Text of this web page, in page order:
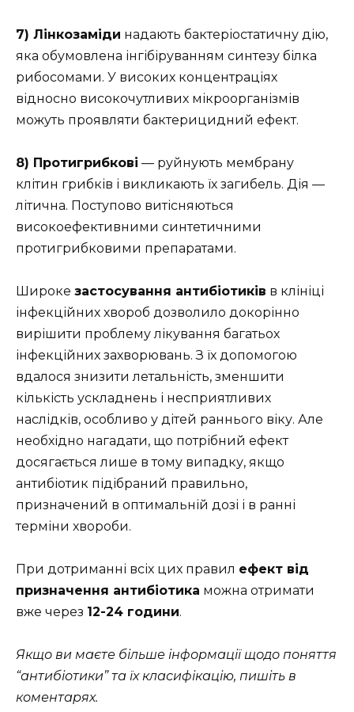
7) Лінкозаміди надають бактеріостатичну дію,
яка обумовлена інгібіруванням синтезу білка
рибосомами. У високих концентраціях
відносно високочутливих мікроорганізмів
можуть проявляти бактерицидний ефект.
8) Протигрибкові — руйнують мембрану
клітин грибків і викликають їх загибель. Дія —
літична. Поступово витісняються
високоефективними синтетичними
протигрибковими препаратами.
Широке застосування антибіотиків в клініці
інфекційних хвороб дозволило докорінно
вирішити проблему лікування багатьох
інфекційних захворювань. З їх допомогою
вдалося знизити летальність, зменшити
кількість ускладнень і несприятливих
наслідків, особливо у дітей раннього віку. Але
необхідно нагадати, що потрібний ефект
досягається лише в тому випадку, якщо
антибіотик підібраний правильно,
призначений в оптимальній дозі і в ранні
терміни хвороби.
При дотриманні всіх цих правил ефект від
призначення антибіотика можна отримати
вже через 12-24 години.
Якщо ви маєте більше інформації щодо поняття
“антибіотики” та їх класифікацію, пишіть в
коментарях.